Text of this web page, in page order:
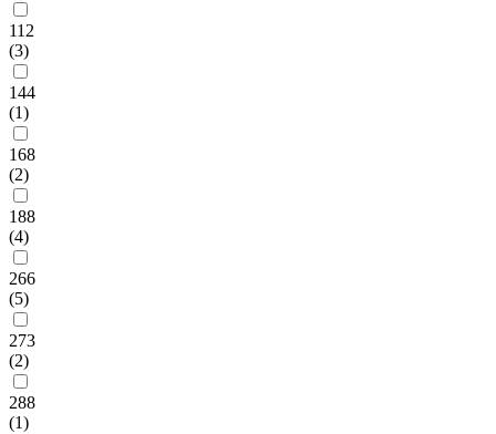
112
(3)
144
(1)
168
(2)
188
(4)
266
(5)
273
(2)
288
(1)